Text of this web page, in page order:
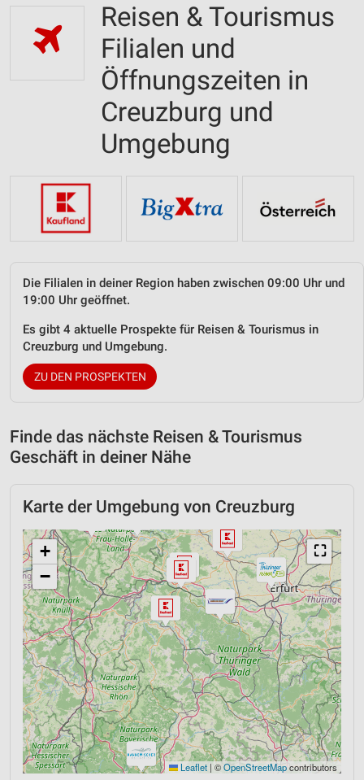
Reisen & Tourismus
Filialen und
Öffnungszeiten in
Creuzburg und
Umgebung
Die Filialen in deiner Region haben zwischen 09:00 Uhr und
19:00 Uhr geöffnet.
Es gibt 4 aktuelle Prospekte für Reisen & Tourismus in
Creuzburg und Umgebung.
ZU DEN PROSPEKTEN
Finde das nächste Reisen & Tourismus
Geschäft in deiner Nähe
Karte der Umgebung von Creuzburg
⛶
+
−
Leaflet | ©OpenStreetMapcontributors